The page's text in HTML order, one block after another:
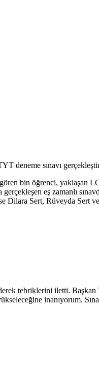
deneme sınavı
bin öğrenci, yaklaşan
eş zamanlı
Sert, Rüveyda Sert
tebriklerini iletti.
inanıyorum.